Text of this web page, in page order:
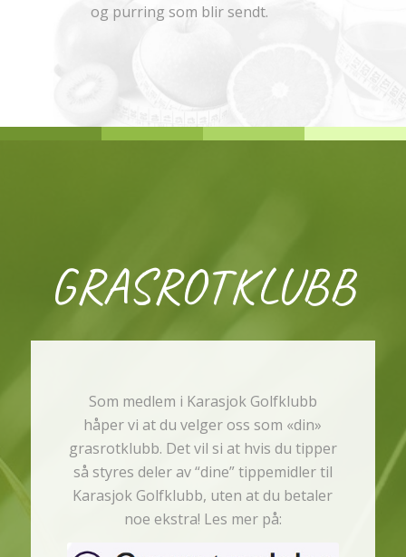
og purring som blir sendt.
GRASROTKLUBB
Som medlem i Karasjok Golfklubb
håper vi at du velger oss som «din»
grasrotklubb. Det vil si at hvis du tipper
så styres deler av “dine” tippemidler til
Karasjok Golfklubb, uten at du betaler
noe ekstra! Les mer på: